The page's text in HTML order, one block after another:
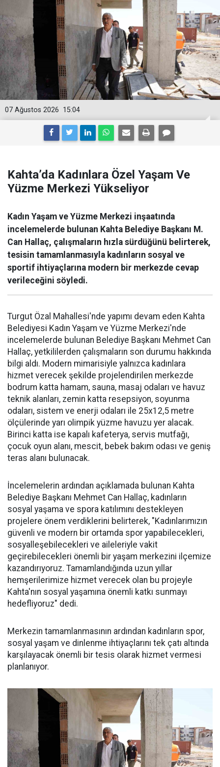
15:04
07 Ağustos 2026
Kahta’da Kadınlara Özel Yaşam Ve
Yüzme Merkezi Yükseliyor
Kadın Yaşam ve Yüzme Merkezi inşaatında
incelemelerde bulunan Kahta Belediye Başkanı M.
Can Hallaç, çalışmaların hızla sürdüğünü belirterek,
tesisin tamamlanmasıyla kadınların sosyal ve
sportif ihtiyaçlarına modern bir merkezde cevap
verileceğini söyledi.
Turgut Özal Mahallesi'nde yapımı devam eden Kahta
Belediyesi Kadın Yaşam ve Yüzme Merkezi'nde
incelemelerde bulunan Belediye Başkanı Mehmet Can
Hallaç, yetkililerden çalışmaların son durumu hakkında
bilgi aldı. Modern mimarisiyle yalnızca kadınlara
hizmet verecek şekilde projelendirilen merkezde
bodrum katta hamam, sauna, masaj odaları ve havuz
teknik alanları, zemin katta resepsiyon, soyunma
odaları, sistem ve enerji odaları ile 25x12,5 metre
ölçülerinde yarı olimpik yüzme havuzu yer alacak.
Birinci katta ise kapalı kafeterya, servis mutfağı,
çocuk oyun alanı, mescit, bebek bakım odası ve geniş
teras alanı bulunacak.
İncelemelerin ardından açıklamada bulunan Kahta
Belediye Başkanı Mehmet Can Hallaç, kadınların
sosyal yaşama ve spora katılımını destekleyen
projelere önem verdiklerini belirterek, "Kadınlarımızın
güvenli ve modern bir ortamda spor yapabilecekleri,
sosyalleşebilecekleri ve aileleriyle vakit
geçirebilecekleri önemli bir yaşam merkezini ilçemize
kazandırıyoruz. Tamamlandığında uzun yıllar
hemşerilerimize hizmet verecek olan bu projeyle
Kahta'nın sosyal yaşamına önemli katkı sunmayı
hedefliyoruz" dedi.
Merkezin tamamlanmasının ardından kadınların spor,
sosyal yaşam ve dinlenme ihtiyaçlarını tek çatı altında
karşılayacak önemli bir tesis olarak hizmet vermesi
planlanıyor.